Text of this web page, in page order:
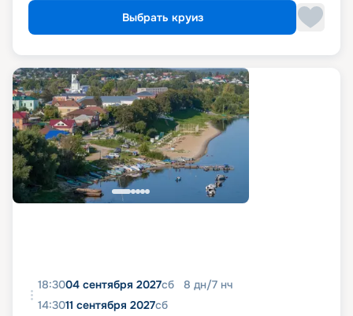
Выбрать круиз
18:3004 сентября 2027сб 8 дн/7 нч
14:3011 сентября 2027сб